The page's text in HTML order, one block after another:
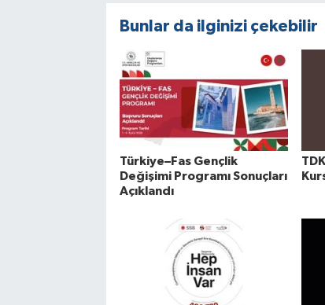
Bunlar da ilginizi çekebilir
Türkiye–Fas Gençlik
Değişimi Programı Sonuçları
Açıklandı